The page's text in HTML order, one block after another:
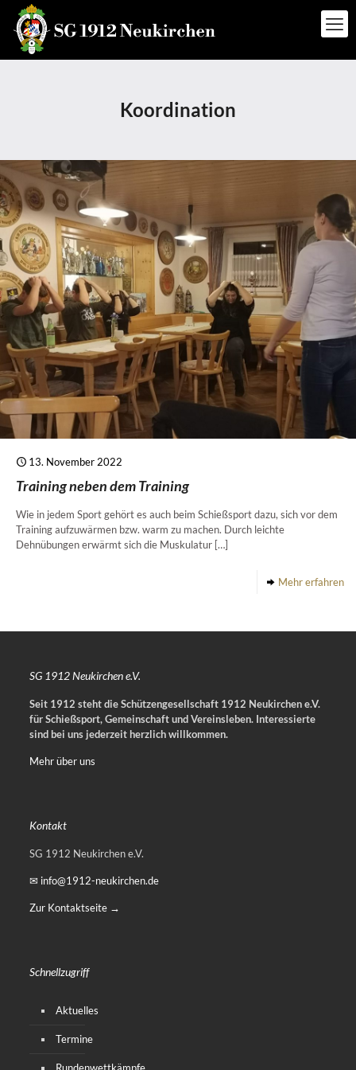
Koordination
13. November 2022
Training neben dem Training
Wie in jedem Sport gehört es auch beim Schießsport dazu, sich vor dem
Training aufzuwärmen bzw. warm zu machen. Durch leichte
Dehnübungen erwärmt sich die Muskulatur […]
Mehr erfahren
SG 1912 Neukirchen e.V.
Seit 1912 steht die Schützengesellschaft 1912 Neukirchen e.V.
für Schießsport, Gemeinschaft und Vereinsleben. Interessierte
sind bei uns jederzeit herzlich willkommen.
Mehr über uns
Kontakt
SG 1912 Neukirchen e.V.
✉ info@1912-neukirchen.de
Zur Kontaktseite →
Schnellzugriff
Aktuelles
Termine